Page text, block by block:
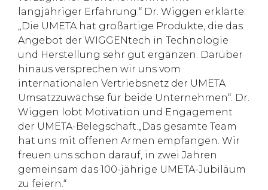
langjähriger Erfahrung.“ Dr. Wiggen erklärte:
„Die UMETA hat großartige Produkte, die das
Angebot der WIGGENtech in Technologie
und Herstellung sehr gut ergänzen. Darüber
hinaus versprechen wir uns vom
internationalen Vertriebsnetz der UMETA
Umsatzzuwächse für beide Unternehmen“. Dr.
Wiggen lobt Motivation und Engagement
der UMETA-Belegschaft.„Das gesamte Team
hat uns mit offenen Armen empfangen. Wir
freuen uns schon darauf, in zwei Jahren
gemeinsam das 100-jährige UMETA-Jubiläum
zu feiern.“